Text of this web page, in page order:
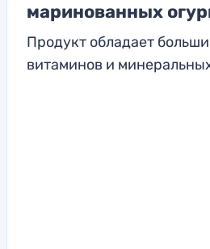
маринованных
Продукт обладает
витаминов и